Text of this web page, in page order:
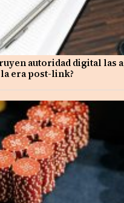
autoridad digital las
era post-link?